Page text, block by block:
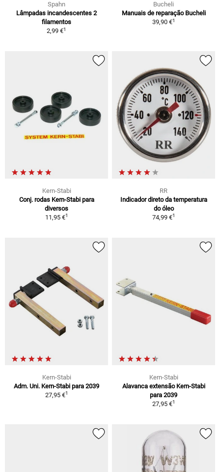
Spahn
Lâmpadas incandescentes 2
filamentos
2,99 €1
Bucheli
Manuais de reparação Bucheli
39,90 €1
Kern-Stabi
Conj. rodas Kern-Stabi para
diversos
11,95 €1
RR
Indicador direto da temperatura
do óleo
74,99 €1
Kern-Stabi
Adm. Uni. Kern-Stabi para 2039
27,95 €1
Kern-Stabi
Alavanca extensão Kern-Stabi
para 2039
27,95 €1